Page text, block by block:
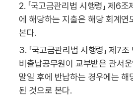
2. 「국고금관리법 시행령」 제6
에 해당하는 지출은 해당 회계연
본다.
3. 「국고금관리법 시행령」 제7
비출납공무원이 교부받은 관서
말일 후에 반납하는 경우에는 해
된 것으로 본다.